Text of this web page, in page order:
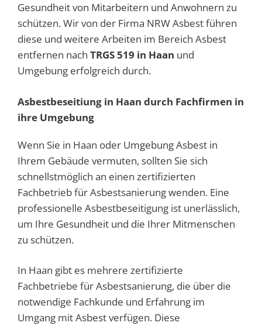
Gesundheit von Mitarbeitern und Anwohnern zu
schützen. Wir von der Firma NRW Asbest führen
diese und weitere Arbeiten im Bereich Asbest
entfernen nach TRGS 519 in Haan und
Umgebung erfolgreich durch.
Asbestbeseitiung in Haan durch Fachfirmen in
ihre Umgebung
Wenn Sie in Haan oder Umgebung Asbest in
Ihrem Gebäude vermuten, sollten Sie sich
schnellstmöglich an einen zertifizierten
Fachbetrieb für Asbestsanierung wenden. Eine
professionelle Asbestbeseitigung ist unerlässlich,
um Ihre Gesundheit und die Ihrer Mitmenschen
zu schützen.
In Haan gibt es mehrere zertifizierte
Fachbetriebe für Asbestsanierung, die über die
notwendige Fachkunde und Erfahrung im
Umgang mit Asbest verfügen. Diese